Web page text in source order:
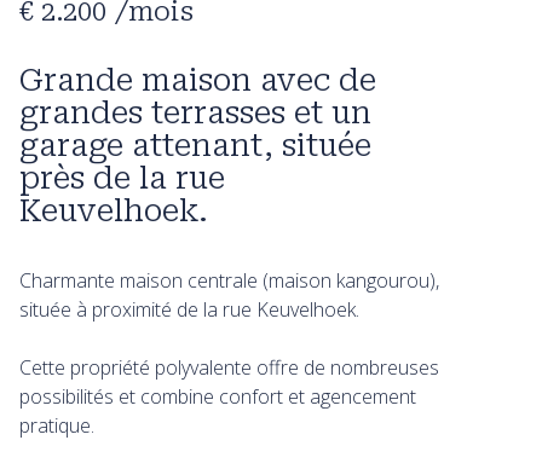
Grande maison avec de
grandes terrasses et un
garage attenant, située
près de la rue
Keuvelhoek.
€ 2.200 /mois
Charmante maison centrale (maison kangourou),
située à proximité de la rue Keuvelhoek.
Cette propriété polyvalente offre de nombreuses
possibilités et combine confort et agencement
pratique.